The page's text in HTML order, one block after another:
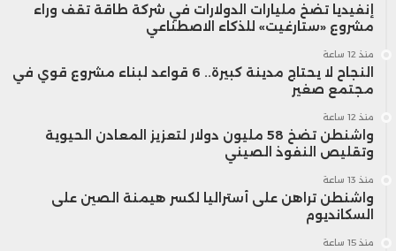
إنفيديا تضخ مليارات الدولارات في شركة طاقة تقف وراء
مشروع «ستارغيت» للذكاء الاصطناعي
منذ 12 ساعة
النجاح لا يحتاج مدينة كبيرة.. 6 قواعد لبناء مشروع قوي في
مجتمع صغير
منذ 12 ساعة
واشنطن تضخ 58 مليون دولار لتعزيز المعادن الحيوية
وتقليص النفوذ الصيني
منذ 13 ساعة
واشنطن تراهن على أستراليا لكسر هيمنة الصين على
السكانديوم
منذ 15 ساعة